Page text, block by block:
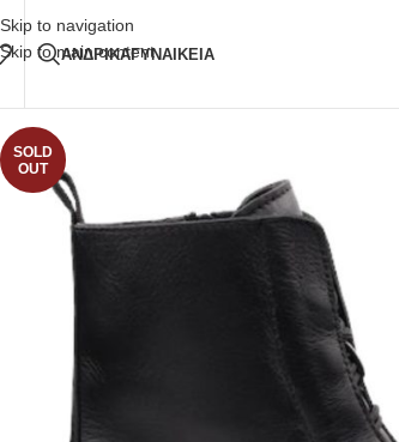
Skip to navigation
Skip to main content
Δωρεάν Μεταφορικά
ΑΝΔΡΙΚΑΓΥΝΑΙΚΕΙΑ
SOLD
OUT